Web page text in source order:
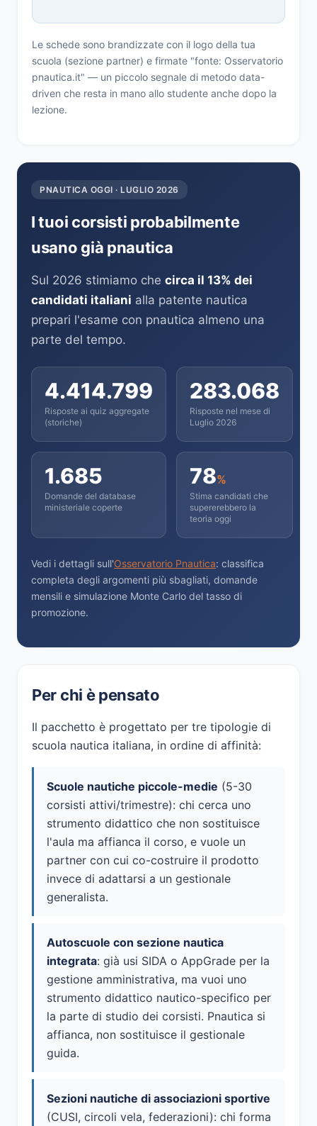
Le schede sono brandizzate con il logo della tua
scuola (sezione partner) e firmate "fonte: Osservatorio
pnautica.it" — un piccolo segnale di metodo data-
driven che resta in mano allo studente anche dopo la
lezione.
PNAUTICA OGGI · LUGLIO 2026
I tuoi corsisti probabilmente
usano già pnautica
Sul 2026 stimiamo che circa il 13% dei
candidati italiani alla patente nautica
prepari l'esame con pnautica almeno una
parte del tempo.
4.414.799
Risposte ai quiz aggregate
(storiche)
283.068
Risposte nel mese di
Luglio 2026
1.685
Domande del database
ministeriale coperte
78%
Stima candidati che
supererebbero la
teoria oggi
Vedi i dettagli sull'Osservatorio Pnautica: classifica
completa degli argomenti più sbagliati, domande
mensili e simulazione Monte Carlo del tasso di
promozione.
Per chi è pensato
Il pacchetto è progettato per tre tipologie di
scuola nautica italiana, in ordine di affinità:
Scuole nautiche piccole-medie (5-30
corsisti attivi/trimestre): chi cerca uno
strumento didattico che non sostituisce
l'aula ma affianca il corso, e vuole un
partner con cui co-costruire il prodotto
invece di adattarsi a un gestionale
generalista.
Autoscuole con sezione nautica
integrata: già usi SIDA o AppGrade per la
gestione amministrativa, ma vuoi uno
strumento didattico nautico-specifico per
la parte di studio dei corsisti. Pnautica si
affianca, non sostituisce il gestionale
guida.
Sezioni nautiche di associazioni sportive
(CUSI, circoli vela, federazioni): chi forma